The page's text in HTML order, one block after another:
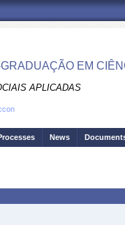
EM
APLICADAS
News